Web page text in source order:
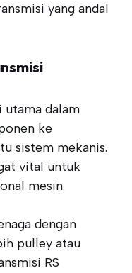
yang andal
utama dalam
ke
sistem mekanis.
vital untuk
mesin.
dengan
pulley atau
RS